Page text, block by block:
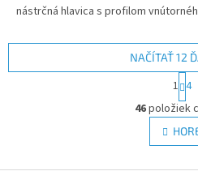
nástrčná hlavica s profilom
O
v
l
á
NAČÍTAŤ 12
S
t
r
á
n
k
v
1 4
46položiek